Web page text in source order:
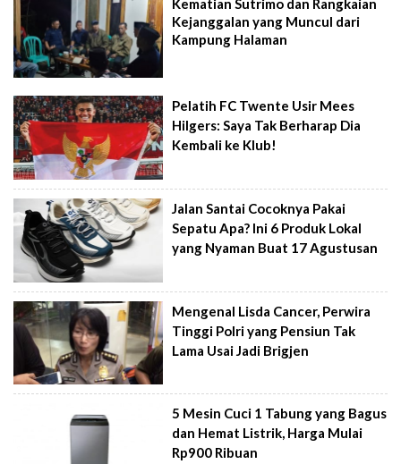
Kematian Sutrimo dan Rangkaian
Kejanggalan yang Muncul dari
Kampung Halaman
Pelatih FC Twente Usir Mees
Hilgers: Saya Tak Berharap Dia
Kembali ke Klub!
Jalan Santai Cocoknya Pakai
Sepatu Apa? Ini 6 Produk Lokal
yang Nyaman Buat 17 Agustusan
Mengenal Lisda Cancer, Perwira
Tinggi Polri yang Pensiun Tak
Lama Usai Jadi Brigjen
5 Mesin Cuci 1 Tabung yang Bagus
dan Hemat Listrik, Harga Mulai
Rp900 Ribuan